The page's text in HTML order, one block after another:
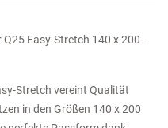
Easy-Stretch 140 x 200-
Stretch vereint Qualität
in den Größen 140 x 200